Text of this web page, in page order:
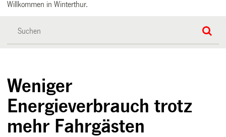
Willkommen in Winterthur.
Weniger
Energieverbrauch trotz
mehr Fahrgästen